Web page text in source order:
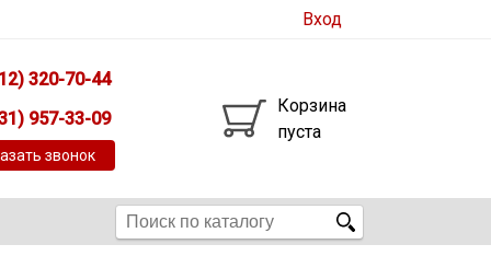
Вход
320-70-44
957-33-09
звонок
Корзина
пуста